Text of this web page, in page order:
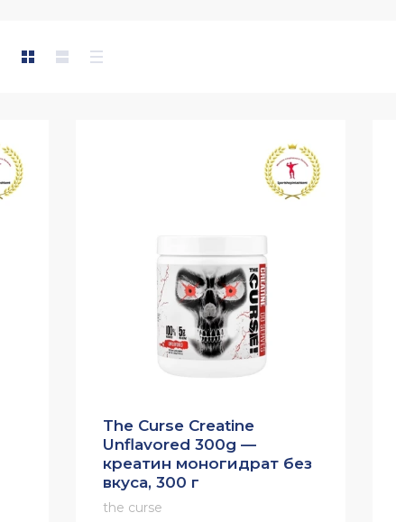
The Curse Creatine
Unflavored 300g —
креатин моногидрат без
вкуса, 300 г
the curse